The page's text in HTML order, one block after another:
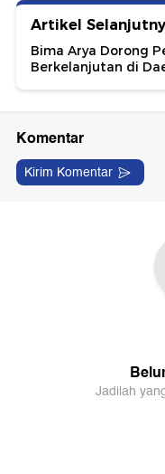
Artikel
Bima Arya Dorong
Berkelanjutan di